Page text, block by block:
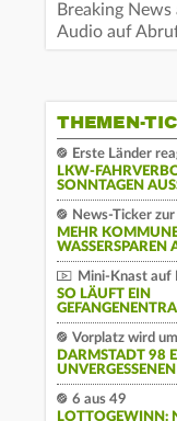
Breaking
Audio auf
THEMEN-
Erste Länder
LKW-
SONNTAGEN
News-Ticker
MEHR
WASSERSPAREN
Mini-Knast auf
SO LÄUFT EIN
Vorplatz wird
DARMSTADT 98
6 aus 49
LOTTOGEWINN: